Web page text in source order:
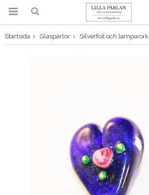
Produkten har blivit tillagd i
varukorgen
Startsida Glaspärlor Silverfoil och lampwork